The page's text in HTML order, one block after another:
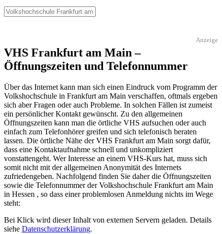
Anzeige
VHS Frankfurt am Main –
Öffnungszeiten und Telefonnummer
Über das Internet kann man sich einen Eindruck vom Programm der
Volkshochschule in Frankfurt am Main verschaffen, oftmals ergeben
sich aber Fragen oder auch Probleme. In solchen Fällen ist zumeist
ein persönlicher Kontakt gewünscht. Zu den allgemeinen
Öffnungszeiten kann man die örtliche VHS aufsuchen oder auch
einfach zum Telefonhörer greifen und sich telefonisch beraten
lassen. Die örtliche Nähe der VHS Frankfurt am Main sorgt dafür,
dass eine Kontaktaufnahme schnell und unkompliziert
vonstattengeht. Wer Interesse an einem VHS-Kurs hat, muss sich
somit nicht mit der allgemeinen Anonymität des Internets
zufriedengeben. Nachfolgend finden Sie daher die Öffnungszeiten
sowie die Telefonnummer der Volkshochschule Frankfurt am Main
in Hessen , so dass einer problemlosen Anmeldung nichts im Wege
steht:
Bei Klick wird dieser Inhalt von externen Servern geladen. Details
siehe Datenschutzerklärung.